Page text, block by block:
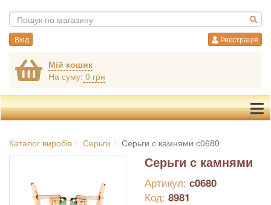
Вхід Реєстрація
Мій кошик
На суму: 0 грн
Каталог виробів Серьги Серьги с камнями с0680
Серьги с камнями
Артикул: с0680
Код: 8981